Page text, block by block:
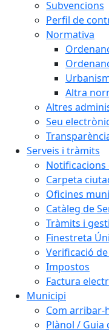
Subvencions
Perfil de
Normativa
Altra
Altres
Seu
Serveis i tràmits
Carpeta
Oficines
Catàleg de
Tràmits i
Finestreta
Verificació
Impostos
Factura
Municipi
Com arribar-
Plànol / Guia